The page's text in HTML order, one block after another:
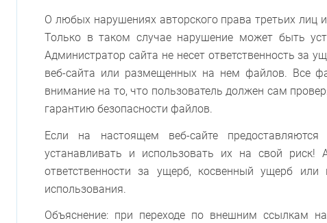
О любых нарушениях авторского права третьих лиц
Только в таком случае нарушение может быть
Администратор сайта не несет ответственность за
веб-сайта или размещенных на нем файлов. Все
внимание на то, что пользователь должен сам
гарантию безопасности файлов.
Если на настоящем веб-сайте
устанавливать и использовать их на свой риск!
ответственности за ущерб, косвенный ущерб или
использования.
Объяснение: при переходе по внешним ссылкам